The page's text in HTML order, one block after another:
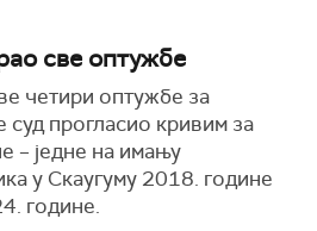
све оптужбе
четири оптужбе за
суд прогласио кривим за
– једне на имању
у Скаугуму 2018. године
године.